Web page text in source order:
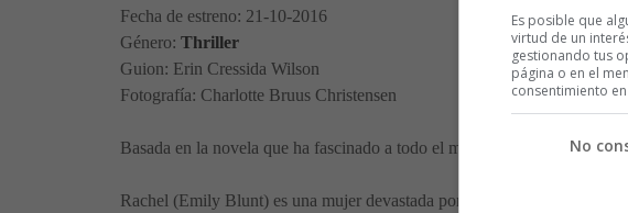
Fecha de estreno: 21-10-2016
Género: Thriller
Guion: Erin Cressida Wilson
Fotografía: Charlotte Bruus Christensen
Basada en la novela que ha fascinado a todo el mundo.
Rachel (Emily Blunt) es una mujer devastada por su reciente divorcio
Es posible que
virtud de un
gestionando tus
página o en el
consentimiento
No